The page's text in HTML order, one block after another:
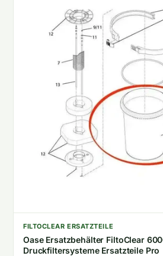
FILTOCLEAR ERSATZTEILE
Oase Ersatzbehälter FiltoClear
Druckfiltersysteme Ersatzteile Pro